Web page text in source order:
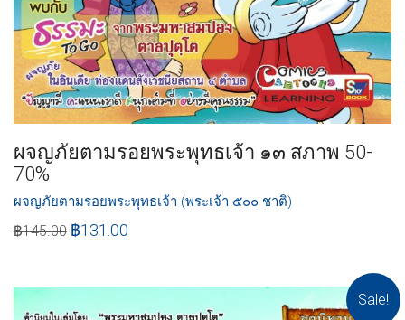
ผจญภัยตามรอยพระพุทธเจ้า ๑๓ สภาพ 50-
70%
ผจญภัยตามรอยพระพุทธเจ้า (พระเจ้า ๕๐๐ ชาติ)
฿145.00 ฿131.00
Sale!